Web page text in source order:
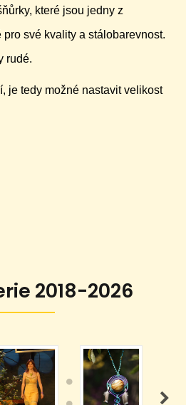
které jsou jedny z
své kvality a stálobarevnost.
rudé.
je tedy možné nastavit velikost
2018-2026